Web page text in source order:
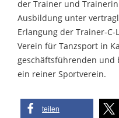
der Trainer und
Ausbildung unter
Erlangung der Trainer-
Verein für Tanzsport in
geschäftsführenden und
ein reiner Sportverein.
teilen